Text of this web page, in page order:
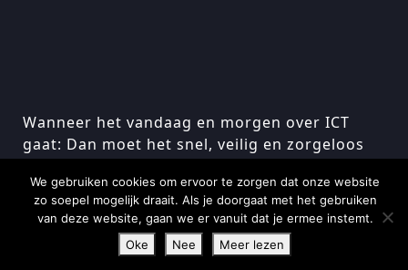
Wanneer het vandaag en morgen over ICT
gaat: Dan moet het snel, veilig en zorgeloos
Algemene voorwaarden
Model formulier
Privacy statement
Frequently asked questions
We gebruiken cookies om ervoor te zorgen dat onze website
zo soepel mogelijk draait. Als je doorgaat met het gebruiken
van deze website, gaan we er vanuit dat je ermee instemt.
Oke
Nee Meer lezen